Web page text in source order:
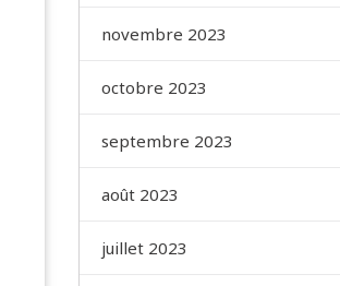
novembre 2023
octobre 2023
septembre 2023
août 2023
juillet 2023